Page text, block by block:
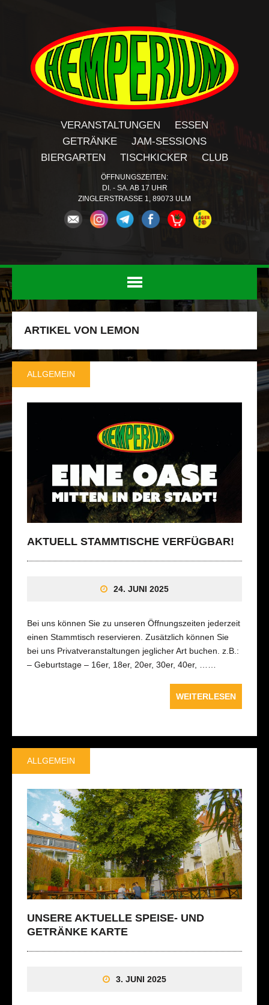
VERANSTALTUNGEN
ESSEN
GETRÄNKE
JAM-SESSIONS
BIERGARTEN
TISCHKICKER CLUB
ÖFFNUNGSZEITEN:
DI. - SA. AB 17 UHR
ZINGLERSTRASSE 1, 89073 ULM
ARTIKEL VON LEMON
ALLGEMEIN
AKTUELL STAMMTISCHE VERFÜGBAR!
24. JUNI 2025
Bei uns können Sie zu unseren Öffnungszeiten jederzeit
einen Stammtisch reservieren. Zusätzlich können Sie
bei uns Privatveranstaltungen jeglicher Art buchen. z.B.:
– Geburtstage – 16er, 18er, 20er, 30er, 40er, ……
WEITERLESEN
ALLGEMEIN
UNSERE AKTUELLE SPEISE- UND
GETRÄNKE KARTE
3. JUNI 2025